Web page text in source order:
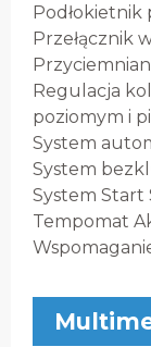
Podłokietnik
Przełącznik
Regulacja
poziomym i
System
System
System Start
Tempomat